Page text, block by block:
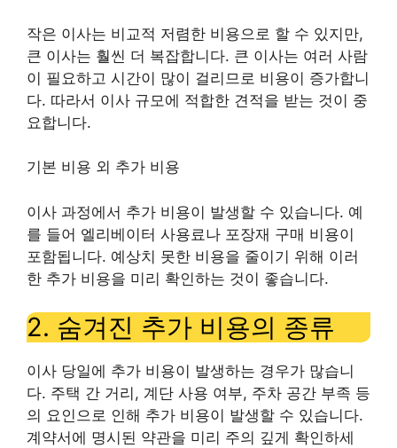
작은 이사는 비교적 저렴한 비용으로 할 수 있지만,
큰 이사는 훨씬 더 복잡합니다. 큰 이사는 여러 사람
이 필요하고 시간이 많이 걸리므로 비용이 증가합니
다. 따라서 이사 규모에 적합한 견적을 받는 것이 중
요합니다.
기본 비용 외 추가 비용
이사 과정에서 추가 비용이 발생할 수 있습니다. 예
를 들어 엘리베이터 사용료나 포장재 구매 비용이
포함됩니다. 예상치 못한 비용을 줄이기 위해 이러
한 추가 비용을 미리 확인하는 것이 좋습니다.
2. 숨겨진 추가 비용의 종류
이사 당일에 추가 비용이 발생하는 경우가 많습니
다. 주택 간 거리, 계단 사용 여부, 주차 공간 부족 등
의 요인으로 인해 추가 비용이 발생할 수 있습니다.
계약서에 명시된 약관을 미리 주의 깊게 확인하세